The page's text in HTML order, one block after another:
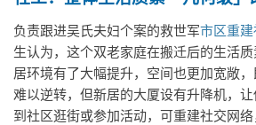
负责跟进吴氏夫妇个案的救世军市区重
生认为，这个双老家庭在搬迁后的生活
居环境有了大幅提升，空间也更加宽敞
难以逆转，但新居的大厦设有升降机，
到社区逛街或参加活动，可重建社交网